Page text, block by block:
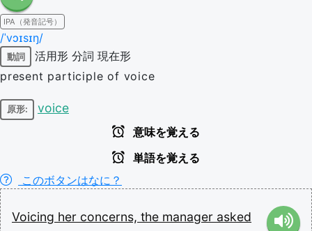
IPA（発音記号）
/ˈvɔɪsɪŋ/
動詞 活用形 分詞 現在形
present participle of voice
原形: voice
意味を覚える
単語を覚える
このボタンはなに？
Voicing her concerns, the manager asked